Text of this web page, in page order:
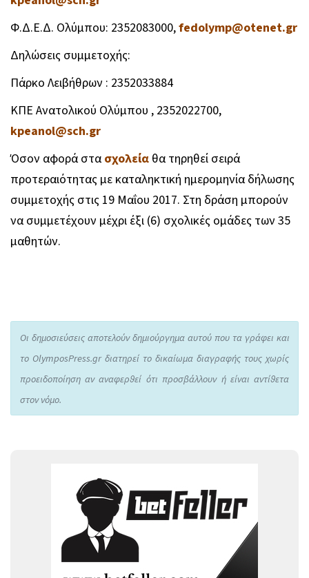
Φ.Δ.Ε.Δ. Ολύμπου: 2352083000,fedolymp@otenet.gr
Δηλώσεις συμμετοχής:
Πάρκο Λειβήθρων : 2352033884
ΚΠΕ Ανατολικού Ολύμπου , 2352022700,
kpeanol@sch.gr
Όσον αφορά στασχολεία θα τηρηθεί σειρά
προτεραιότητας με καταληκτική ημερομηνία δήλωσης
συμμετοχής στις 19 Μαΐου 2017. Στη δράση μπορούν
να συμμετέχουν μέχρι έξι (6) σχολικές ομάδες των 35
μαθητών.
Οι δημοσιεύσεις αποτελούν δημιούργημα αυτού που τα γράφει και
το OlymposPress.gr διατηρεί το δικαίωμα διαγραφής τους χωρίς
προειδοποίηση αν αναφερθεί ότι προσβάλλουν ή είναι αντίθετα
στον νόμο.